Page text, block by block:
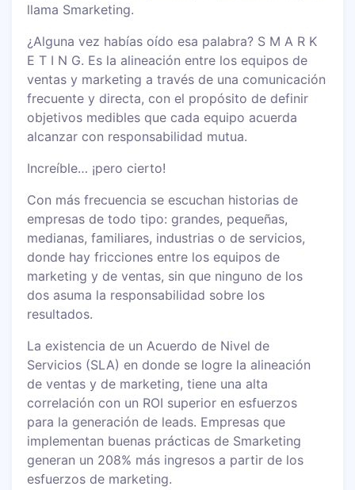
llama Smarketing.
¿Alguna vez habías oído esa palabra? S M A R K
E T I N G. Es la alineación entre los equipos de
ventas y marketing a través de una comunicación
frecuente y directa, con el propósito de definir
objetivos medibles que cada equipo acuerda
alcanzar con responsabilidad mutua.
Increíble… ¡pero cierto!
Con más frecuencia se escuchan historias de
empresas de todo tipo: grandes, pequeñas,
medianas, familiares, industrias o de servicios,
donde hay fricciones entre los equipos de
marketing y de ventas, sin que ninguno de los
dos asuma la responsabilidad sobre los
resultados.
La existencia de un Acuerdo de Nivel de
Servicios (SLA) en donde se logre la alineación
de ventas y de marketing, tiene una alta
correlación con un ROI superior en esfuerzos
para la generación de leads. Empresas que
implementan buenas prácticas de Smarketing
generan un 208% más ingresos a partir de los
esfuerzos de marketing.